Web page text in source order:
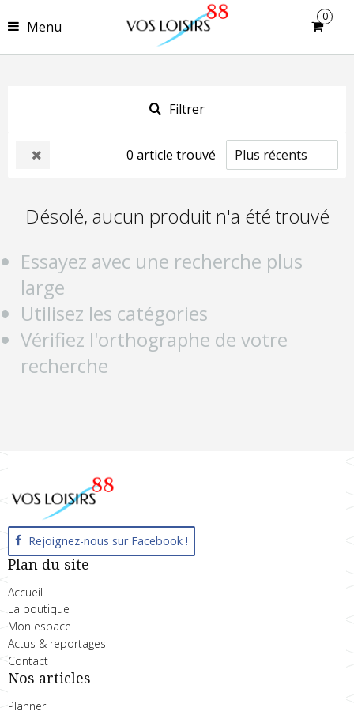
Menu
0
Filtrer
0 article trouvé
Désolé, aucun produit n'a été trouvé
Essayez avec une recherche plus
large
Utilisez les catégories
Vérifiez l'orthographe de votre
recherche
Rejoignez-nous sur Facebook !
Plan du site
Accueil
La boutique
Mon espace
Actus & reportages
Contact
Nos articles
Planner